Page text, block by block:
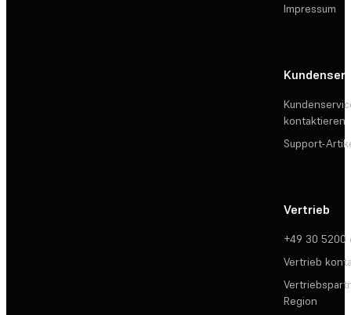
Impressum
kontaktieren
Support-
Vertrieb
+49 30 5200
Vertrieb
Region